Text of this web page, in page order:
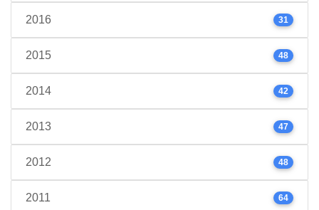
2016 31
2015 48
2014 42
2013 47
2012 48
2011 64